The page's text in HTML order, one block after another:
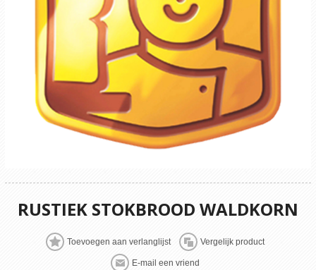
RUSTIEK STOKBROOD WALDKORN